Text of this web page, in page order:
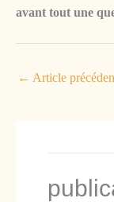
avant tout une
← Article